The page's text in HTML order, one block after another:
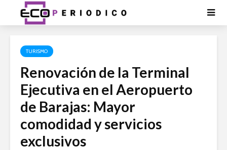
TURISMO
Renovación de la Terminal
Ejecutiva en el Aeropuerto
de Barajas: Mayor
comodidad y servicios
exclusivos